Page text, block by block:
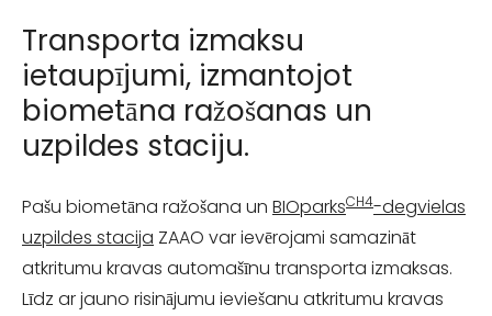
Transporta izmaksu
ietaupījumi, izmantojot
biometāna ražošanas un
uzpildes staciju.
Pašu biometāna ražošana un BIOparksCH4-degvielas
uzpildes stacija ZAAO var ievērojami samazināt
atkritumu kravas automašīnu transporta izmaksas.
Līdz ar jauno risinājumu ieviešanu atkritumu kravas